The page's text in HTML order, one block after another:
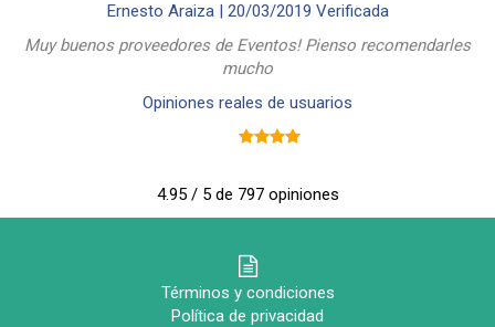
Ernesto Araiza | 20/03/2019 Verificada
Muy buenos proveedores de Eventos! Pienso recomendarles
mucho
Opiniones reales de usuarios
4.95 / 5 de 797 opiniones
Términos y condiciones
Política de privacidad